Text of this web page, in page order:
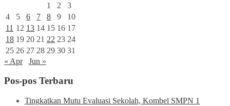
1
2
3
4
5 6 7 8 9
10
11 12 13 14 15 16 17
18 19 20 21 22 23 24
25 26 27 28 29 30 31
« Apr
Jun »
Pos-pos Terbaru
Tingkatkan Mutu Evaluasi Sekolah, Kombel SMPN 1